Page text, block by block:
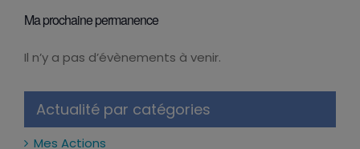
Ma prochaine permanence
Notice
Il n’y a pas d’évènements à venir.
Actualité par catégories
Mes Actions